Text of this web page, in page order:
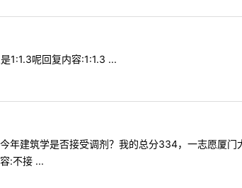
1:1.3呢回复内容:1:1.3 ...
建筑学是否接受调剂？我的总分334，一志愿厦门
:不接 ...